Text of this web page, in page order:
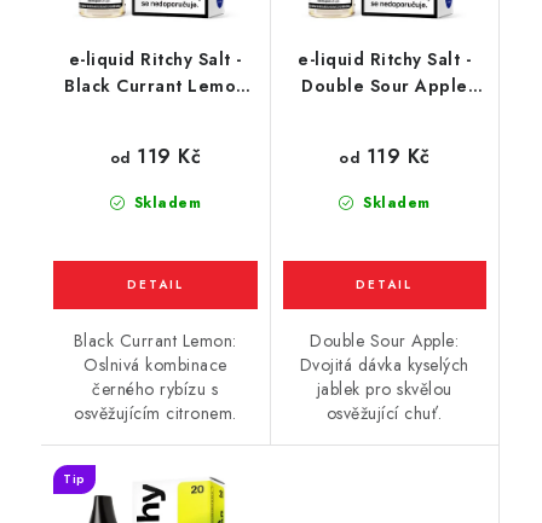
e-liquid Ritchy Salt -
Black Currant Lemon
Skladem
od 119 Kč
Black Currant Lemon:
Oslnivá kombinace
černého rybízu s
osvěžujícím citronem.
e-liquid Ritchy Salt -
Double Sour Apple
Skladem
od 119 Kč
Double Sour Apple:
Dvojitá dávka kyselých
jablek pro skvělou
osvěžující chuť.
Tip